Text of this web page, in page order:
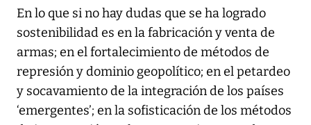
En lo que si no hay dudas que se ha logrado
sostenibilidad es en la fabricación y venta de
armas; en el fortalecimiento de métodos de
represión y dominio geopolítico; en el petardeo
y socavamiento de la integración de los países
‘emergentes’; en la sofisticación de los métodos